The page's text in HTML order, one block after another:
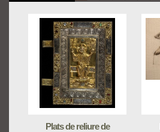
Plats de reliure de